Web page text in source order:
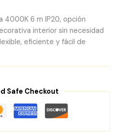
4000K 6 m IP20, opción
interior sin necesidad
eficiente y fácil de
Safe Checkout